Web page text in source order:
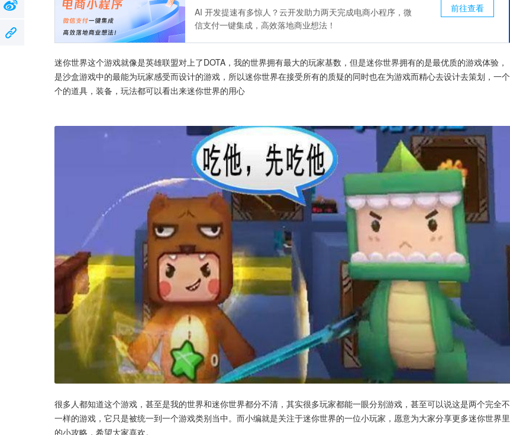
AI 开发提速有多惊人？云开发助力两天完成电商小程序，微
信支付一键集成，高效落地商业想法！
前往查看
迷你世界这个游戏就像是英雄联盟对上了DOTA，我的世界拥有最大的玩家基数，但是迷你世界拥有的是最优质的游戏体验，
是沙盒游戏中的最能为玩家感受而设计的游戏，所以迷你世界在接受所有的质疑的同时也在为游戏而精心去设计去策划，一个
个的道具，装备，玩法都可以看出来迷你世界的用心
很多人都知道这个游戏，甚至是我的世界和迷你世界都分不清，其实很多玩家都能一眼分别游戏，甚至可以说这是两个完全不
一样的游戏，它只是被统一到一个游戏类别当中。而小编就是关注于迷你世界的一位小玩家，愿意为大家分享更多迷你世界里
的小攻略，希望大家喜欢。